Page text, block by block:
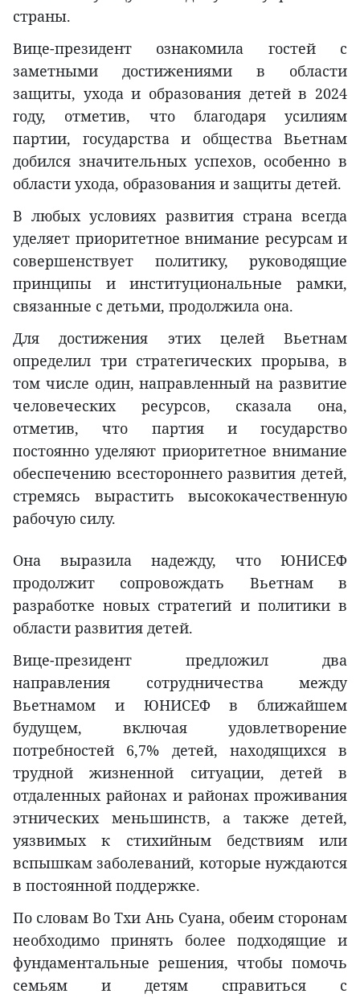
страны.
Вице-президент ознакомила гостей с
заметными достижениями в области
защиты, ухода и образования детей в 2024
году, отметив, что благодаря усилиям
партии, государства и общества Вьетнам
добился значительных успехов, особенно в
области ухода, образования и защиты детей.
В любых условиях развития страна всегда
уделяет приоритетное внимание ресурсам и
совершенствует политику, руководящие
принципы и институциональные рамки,
связанные с детьми, продолжила она.
Для достижения этих целей Вьетнам
определил три стратегических прорыва, в
том числе один, направленный на развитие
человеческих ресурсов, сказала она,
отметив, что партия и государство
постоянно уделяют приоритетное внимание
обеспечению всестороннего развития детей,
стремясь вырастить высококачественную
рабочую силу.
Она выразила надежду, что ЮНИСЕФ
продолжит сопровождать Вьетнам в
разработке новых стратегий и политики в
области развития детей.
Вице-президент предложил два
направления сотрудничества между
Вьетнамом и ЮНИСЕФ в ближайшем
будущем, включая удовлетворение
потребностей 6,7% детей, находящихся в
трудной жизненной ситуации, детей в
отдаленных районах и районах проживания
этнических меньшинств, а также детей,
уязвимых к стихийным бедствиям или
вспышкам заболеваний, которые нуждаются
в постоянной поддержке.
По словам Во Тхи Ань Суана, обеим сторонам
необходимо принять более подходящие и
фундаментальные решения, чтобы помочь
семьям и детям справиться с